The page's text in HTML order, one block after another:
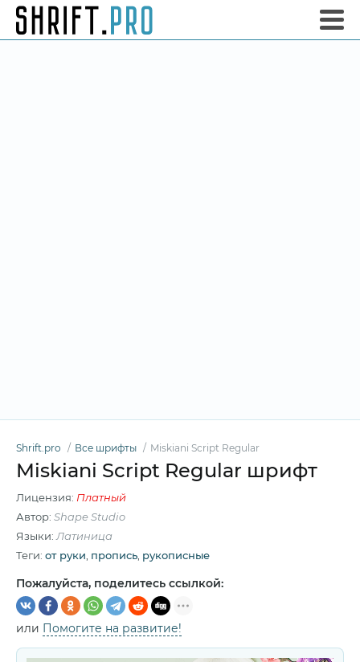
Shrift.pro Все шрифты Miskiani Script Regular
Miskiani Script Regular шрифт
Лицензия: Платный
Автор: Shape Studio
Языки: Латиница
Теги: от руки пропись рукописные
Пожалуйста, поделитесь ссылкой:
или Помогите на развитие!